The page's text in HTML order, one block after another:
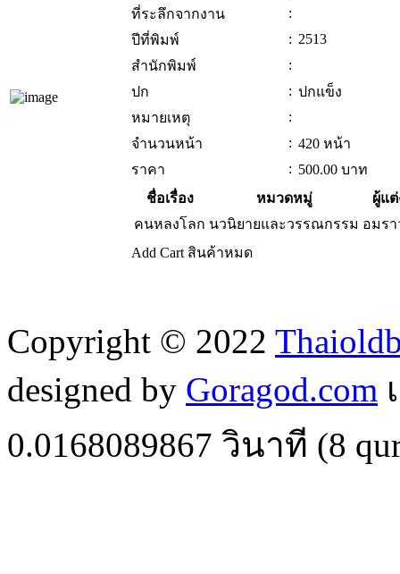
ที่ระลึกจากงาน
:
ปีที่พิมพ์
: 2513
สำนักพิมพ์
:
ปก
: ปกแข็ง
หมายเหตุ
:
จำนวนหน้า
: 420 หน้า
ราคา
: 500.00 บาท
ชื่อเรื่อง
หมวดหมู่
ผู้แต่
คนหลงโลก นวนิยายและวรรณกรรม อมรา
Add Cart สินค้าหมด
Copyright © 2022
designed by Goragod.com
0.0168089867 วินาที (8